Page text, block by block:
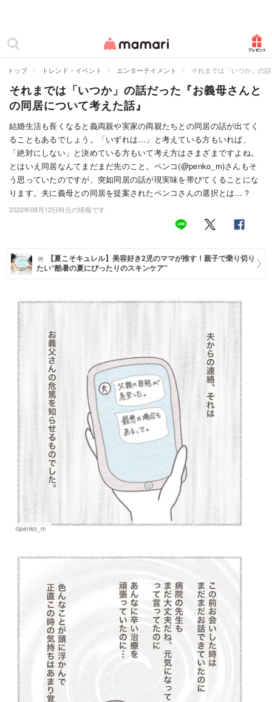
ママリ
カテゴリー一覧
妊娠
出産
赤ちゃん・育児
子育て・家族
病院
美容・ファッション
住まい
トップ トレンド・イベント エンターテイメント それまでは「いつか」の
それまでは「いつか」の話だった『お義母さんと
の同居について考えた話』
結婚生活も長くなると義両親や実家の両親たちとの同居の話が出てく
ることもあるでしょう。「いずれは…」と考えている方もいれば、
「絶対にしない」と決めている方もいて考え方はさまざまですよね。
とはいえ同居なんてまだまだ先のこと。ペンコ(@penko_m)さんもそ
う思っていたのですが、突如同居の話が現実味を帯びてくることにな
ります。夫に義母との同居を提案されたペンコさんの選択とは…？
2022年08月12日時点の情報です
【夏こそキュレル】美容好き2児のママが推す！親子で乗り切り
たい“酷暑の夏にぴったりのスキンケア”
©penko_m